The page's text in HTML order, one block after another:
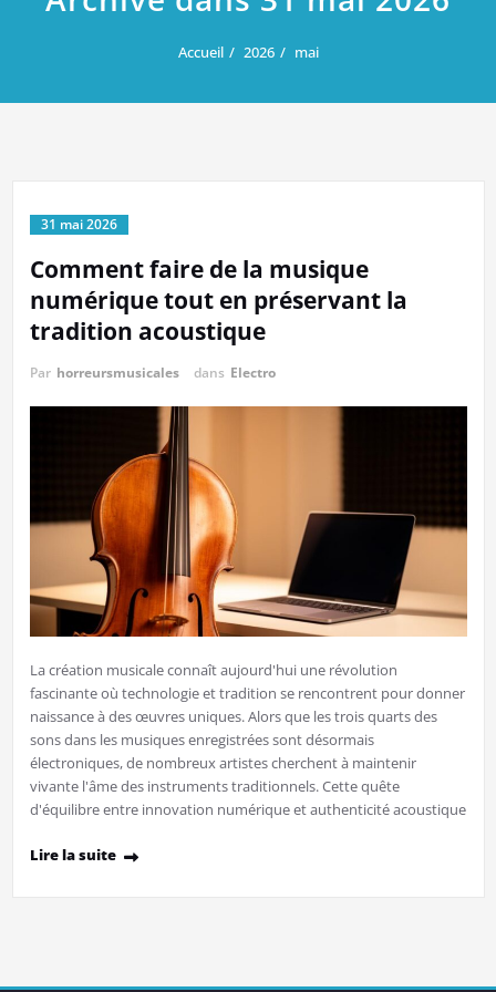
Accueil 2026 mai
31 mai 2026
Comment faire de la musique
numérique tout en préservant la
tradition acoustique
Par horreursmusicales dans Electro
La création musicale connaît aujourd'hui une révolution
fascinante où technologie et tradition se rencontrent pour donner
naissance à des œuvres uniques. Alors que les trois quarts des
sons dans les musiques enregistrées sont désormais
électroniques, de nombreux artistes cherchent à maintenir
vivante l'âme des instruments traditionnels. Cette quête
d'équilibre entre innovation numérique et authenticité acoustique
Lire la suite